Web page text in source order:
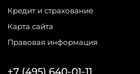
Кредит и страхование
Карта сайта
Правовая информация
+7 (495) 640-01-11